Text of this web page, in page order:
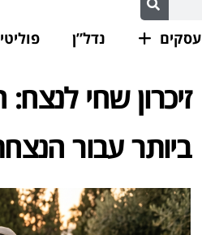
עסקים נדל”ן
זיכרון שחי
ביותר עבור